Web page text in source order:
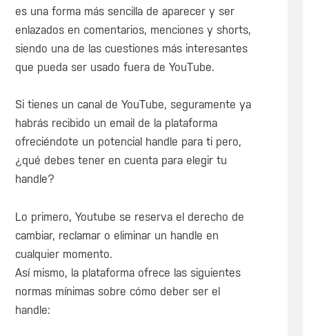
es una forma más sencilla de aparecer y ser
enlazados en comentarios, menciones y shorts,
siendo una de las cuestiones más interesantes
que pueda ser usado fuera de YouTube.
Si tienes un canal de YouTube, seguramente ya
habrás recibido un email de la plataforma
ofreciéndote un potencial handle para ti pero,
¿qué debes tener en cuenta para elegir tu
handle?
Lo primero, Youtube se reserva el derecho de
cambiar, reclamar o eliminar un handle en
cualquier momento.
Así mismo, la plataforma ofrece las siguientes
normas mínimas sobre cómo deber ser el
handle: